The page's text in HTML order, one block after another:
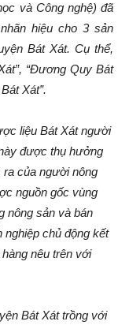
và Công nghệ) đã
hiệu cho 3 sản
Bát Xát. Cụ thể,
“Đương Quy Bát
Xát”.
liệu Bát Xát người
được thụ hưởng
ra của người nông
nguồn gốc vùng
nông sản và bán
nghiệp chủ động kết
nêu trên với
Bát Xát trồng với